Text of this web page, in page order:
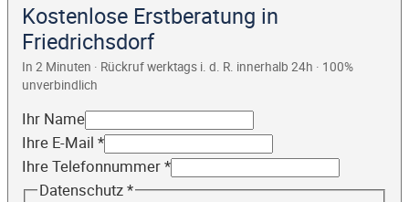
Kostenlose Erstberatung in
Friedrichsdorf
In 2 Minuten · Rückruf werktags i. d. R. innerhalb 24h · 100%
unverbindlich
Ihr Name
Ihre E-Mail *
Ihre Telefonnummer*
Datenschutz*